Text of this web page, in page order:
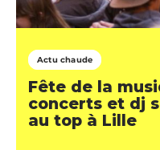
Actu chaude
Fête de la
concerts et dj
au top à Lille